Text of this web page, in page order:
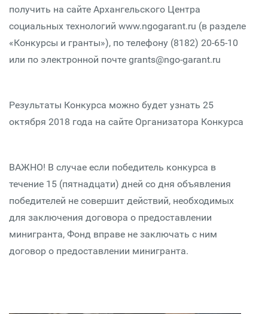
получить на сайте Архангельского Центра
социальных технологий www.ngogarant.ru (в разделе
«Конкурсы и гранты»), по телефону (8182) 20-65-10
или по электронной почте grants@ngo-garant.ru
Результаты Конкурса можно будет узнать 25
октября 2018 года на сайте Организатора Конкурса
ВАЖНО! В случае если победитель конкурса в
течение 15 (пятнадцати) дней со дня объявления
победителей не совершит действий, необходимых
для заключения договора о предоставлении
минигранта, Фонд вправе не заключать с ним
договор о предоставлении минигранта.